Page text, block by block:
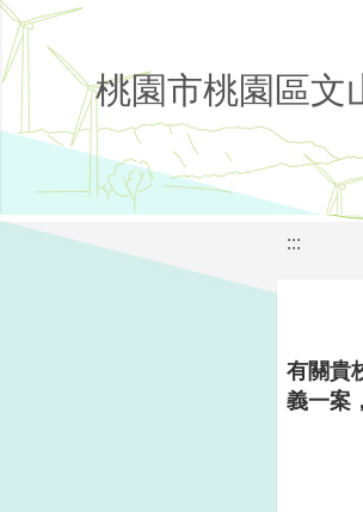
桃園市桃園區文
:::
有關貴
義一案